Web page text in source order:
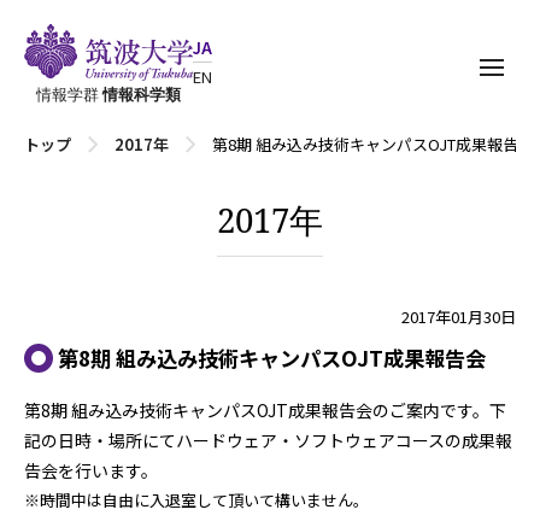
情報学群情報科学類
JA
EN
トップ 2017年 第8期 組み込み技術キャンパスOJT成果報告会
2017年
2017年01月30日
第8期 組み込み技術キャンパスOJT成果報告会
第8期 組み込み技術キャンパスOJT成果報告会のご案内です。下
記の日時・場所にてハードウェア・ソフトウェアコースの成果報
告会を行います。
※時間中は自由に入退室して頂いて構いません。